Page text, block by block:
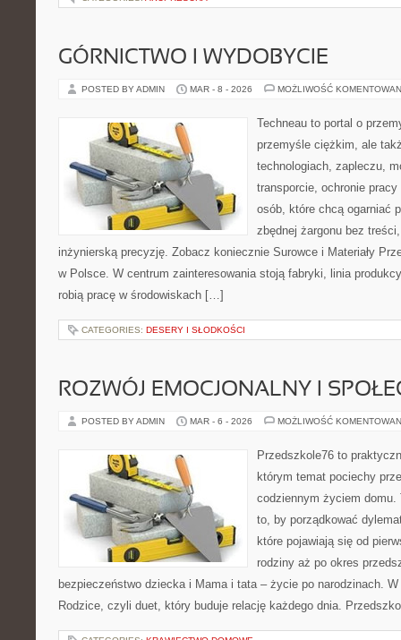
GÓRNICTWO I WYDOBYCIE
POSTED BY ADMIN MAR - 8 - 2026 MOŻLIWOŚĆ
Techneau to portal o
przemyśle ciężkim, ale
technologiach, zapleczu,
transporcie, ochronie
osób, które chcą ogarniać
zbędnej żargonu bez
inżynierską precyzję. Zobacz koniecznie Surowce i Materiały
w Polsce. W centrum zainteresowania stoją fabryki, linia
robią pracę w środowiskach […]
CATEGORIES: DESERY I SŁODKOŚCI
ROZWÓJ EMOCJONALNY I
POSTED BY ADMIN MAR - 6 - 2026 MOŻLIWOŚĆ
Przedszkole76 to
którym temat pociechy
codziennym życiem domu.
to, by porządkować
które pojawiają się od
rodziny aż po okres
bezpieczeństwo dziecka i Mama i tata – życie po narodzinach.
Rodzice, czyli duet, który buduje relację każdego dnia.